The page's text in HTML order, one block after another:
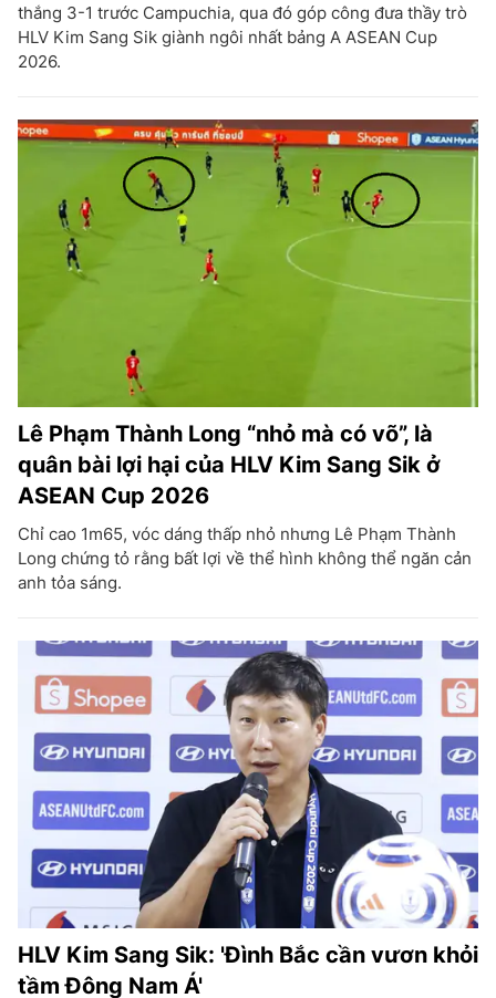
thắng 3-1 trước Campuchia, qua đó góp công đưa thầy trò
HLV Kim Sang Sik giành ngôi nhất bảng A ASEAN Cup
2026.
Lê Phạm Thành Long “nhỏ mà có võ”, là
quân bài lợi hại của HLV Kim Sang Sik ở
ASEAN Cup 2026
Chỉ cao 1m65, vóc dáng thấp nhỏ nhưng Lê Phạm Thành
Long chứng tỏ rằng bất lợi về thể hình không thể ngăn cản
anh tỏa sáng.
HLV Kim Sang Sik: 'Đình Bắc cần vươn khỏi
tầm Đông Nam Á'